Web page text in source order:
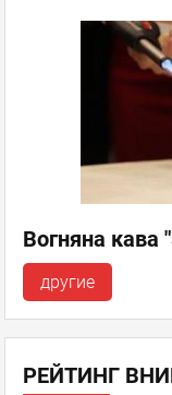
Вогняна кава
другие
РЕЙТИНГ